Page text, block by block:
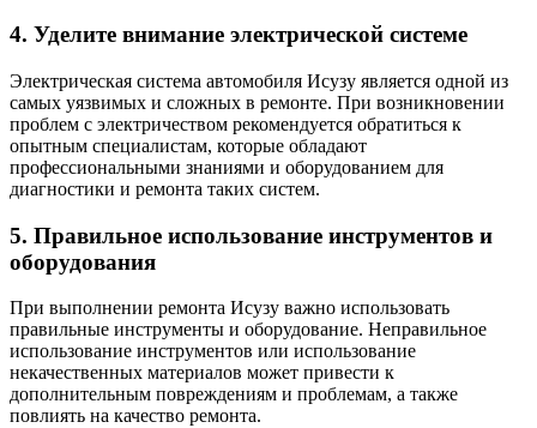
4. Уделите внимание электрической системе
Электрическая система автомобиля Исузу является одной из
самых уязвимых и сложных в ремонте. При возникновении
проблем с электричеством рекомендуется обратиться к
опытным специалистам, которые обладают
профессиональными знаниями и оборудованием для
диагностики и ремонта таких систем.
5. Правильное использование инструментов и
оборудования
При выполнении ремонта Исузу важно использовать
правильные инструменты и оборудование. Неправильное
использование инструментов или использование
некачественных материалов может привести к
дополнительным повреждениям и проблемам, а также
повлиять на качество ремонта.